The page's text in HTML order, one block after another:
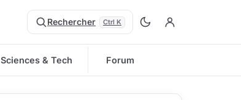
Rechercher Ctrl K
Sciences & Tech Forum